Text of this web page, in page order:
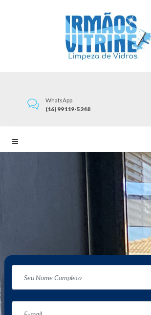
WhatsApp
(16) 99119-5248
Seja Franqueado